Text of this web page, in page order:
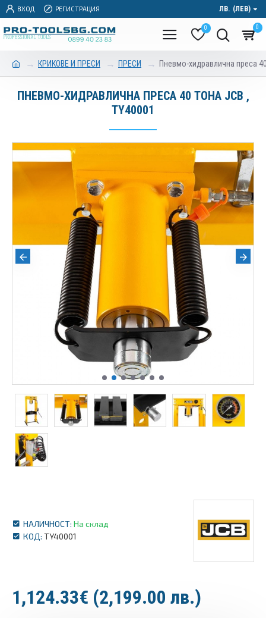
ВХОД РЕГИСТРАЦИЯ ЛВ. (ЛЕВ)
0 0
КРИКОВЕ И ПРЕСИ ПРЕСИ Пневмо-хидравлична преса
ПНЕВМО-ХИДРАВЛИЧНА ПРЕСА 40 ТОНА JCB ,
TY40001
НАЛИЧНОСТ: На склад
КОД: TY40001
1,124.33€ (2,199.00 лв.)